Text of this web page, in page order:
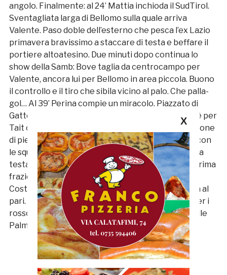
angolo. Finalmente: al 24’ Mattia inchioda il SudTirol.
Sventagliata larga di Bellomo sulla quale arriva
Valente. Paso doble dell’esterno che pesca l’ex Lazio
primavera bravissimo a staccare di testa e beffare il
portiere altoatesino. Due minuti dopo continua lo
show della Samb: Bove taglia da centrocampo per
Valente, ancora lui per Bellomo in area piccola. Buono
il controllo e il tiro che sibila vicino al palo. Che palla-
gol… Al 39’ Perina compie un miracolo. Piazzato di
Gatto dalla trequarti, la sventagliata nel mucchio è per
Tait che colpisce bene di testa ma trova l’opposizione
di piede del portiere rossoblù. finisce qui il match con
le squadre che si spartiscono un punto. Un tempo a
testa per Samb e SudTirol: rossoblù spenti nella prima
frazione dove vanno sotto con la rete di bomber
Costantino. La risposta, imperiosa di Mattia, porta al
pari. Non ce n’è più poi: appuntamento a sabato per i
rossoblù che riceveranno il Ravenna al Riviera delle
Palme.
X